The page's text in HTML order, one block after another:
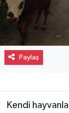
Paylaş
Kendi